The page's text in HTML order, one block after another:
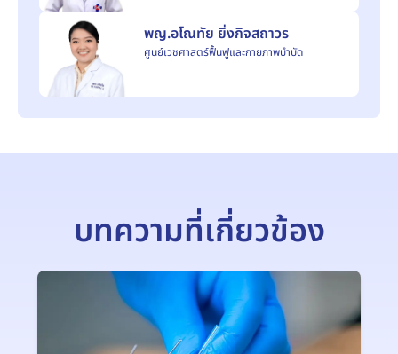
พญ.อโณทัย ยิ่งกิจสถาวร
ศูนย์เวชศาสตร์ฟื้นฟูและกายภาพบำบัด
บทความที่เกี่ยวข้อง